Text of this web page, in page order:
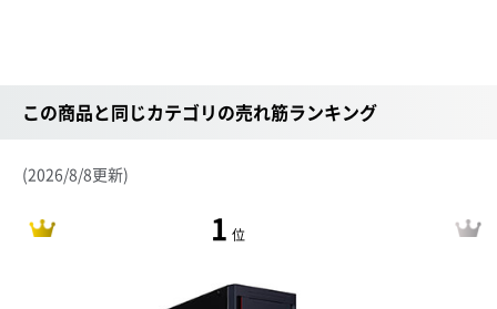
この商品と同じカテゴリの売れ筋ランキング
(2026/8/8更新)
1 位